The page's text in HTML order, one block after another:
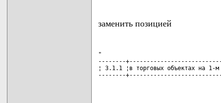
заменить позицией
"
--------
¦ 3.1.1 ¦в торговых объектах
--------